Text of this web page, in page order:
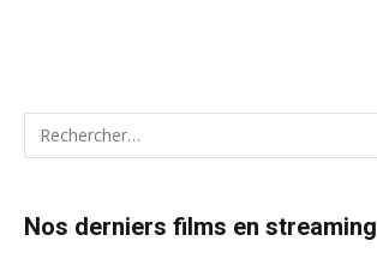
Nos derniers films en streaming